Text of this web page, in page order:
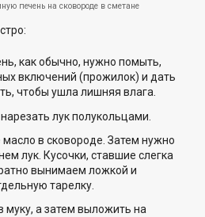
печень на сковороде в сметане
как обычно, нужно помыть,
включений (прожилок) и дать
чтобы ушла лишняя влага.
лук полукольцами.
в сковороде. Затем нужно
лук. Кусочки, ставшие слегка
вынимаем ложкой и
тарелку.
муку, а затем выложить на